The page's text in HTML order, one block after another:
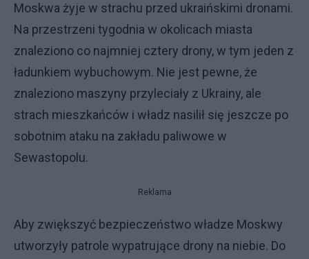
Moskwa żyje w strachu przed ukraińskimi dronami.
Na przestrzeni tygodnia w okolicach miasta
znaleziono co najmniej cztery drony, w tym jeden z
ładunkiem wybuchowym. Nie jest pewne, że
znaleziono maszyny przyleciały z Ukrainy, ale
strach mieszkańców i władz nasilił się jeszcze po
sobotnim ataku na zakładu paliwowe w
Sewastopolu.
Reklama
Aby zwiększyć bezpieczeństwo władze Moskwy
utworzyły patrole wypatrujące drony na niebie. Do